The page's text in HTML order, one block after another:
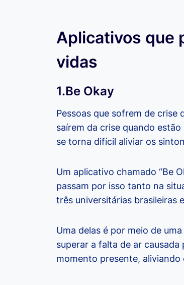
Aplicativos que
vidas
1.Be Okay
Pessoas que sofrem de
saírem da crise quando
se torna difícil aliviar os
Um aplicativo chamado “Be
passam por isso tanto na
três universitárias brasileiras
Uma delas é por meio de
superar a falta de ar
momento presente, aliviando